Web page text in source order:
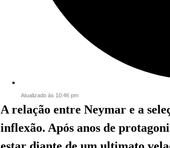
Atualizado às 10:46 pm
A relação entre Neymar e a
inflexão. Após anos de